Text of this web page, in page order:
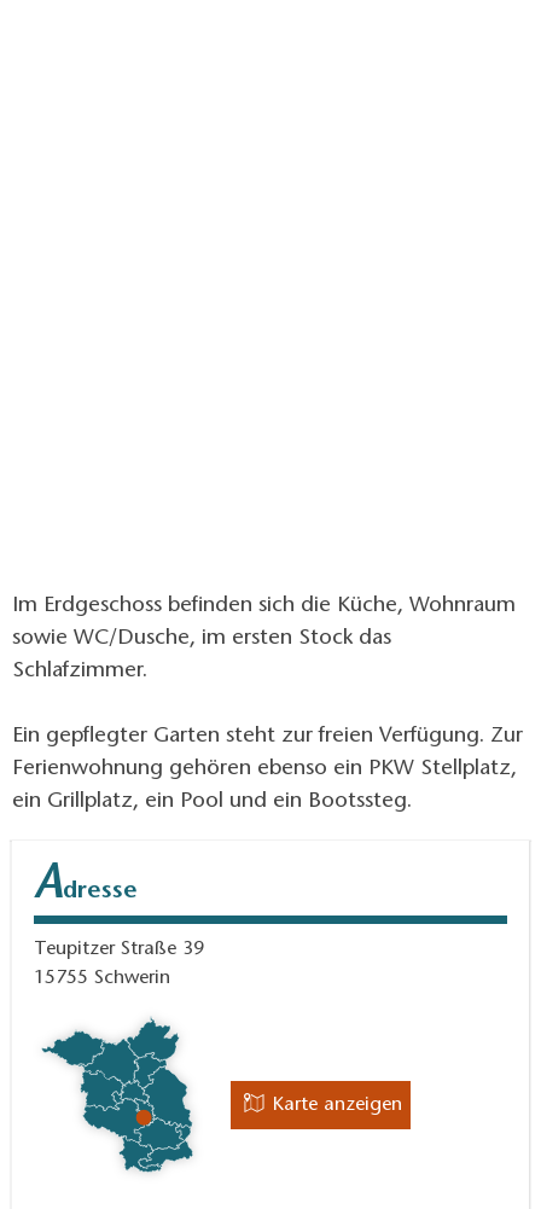
Im Erdgeschoss befinden sich die Küche, Wohnraum
sowie WC/Dusche, im ersten Stock das
Schlafzimmer.
Ein gepflegter Garten steht zur freien Verfügung. Zur
Ferienwohnung gehören ebenso ein PKW Stellplatz,
ein Grillplatz, ein Pool und ein Bootssteg.
Adresse
Teupitzer Straße 39
15755 Schwerin
Karte anzeigen